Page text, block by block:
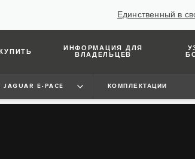
Единственный в
ИНФОРМАЦИЯ ДЛЯ
ВЛАДЕЛЬЦЕВ
E-PACE КОМПЛЕКТАЦИИ